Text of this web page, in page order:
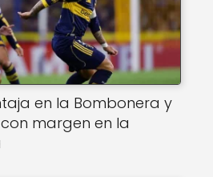
en la Bombonera y
margen en la